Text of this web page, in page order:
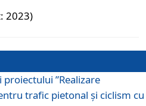
2023)
”Realizare
trafic pietonal și ciclism cu